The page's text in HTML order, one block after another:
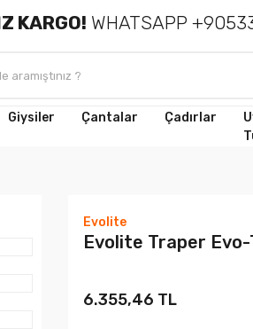
KARGO! WHATSAPP
Giysiler Çantalar Çadırlar
Evolite
Evolite Traper
6.355,46 TL